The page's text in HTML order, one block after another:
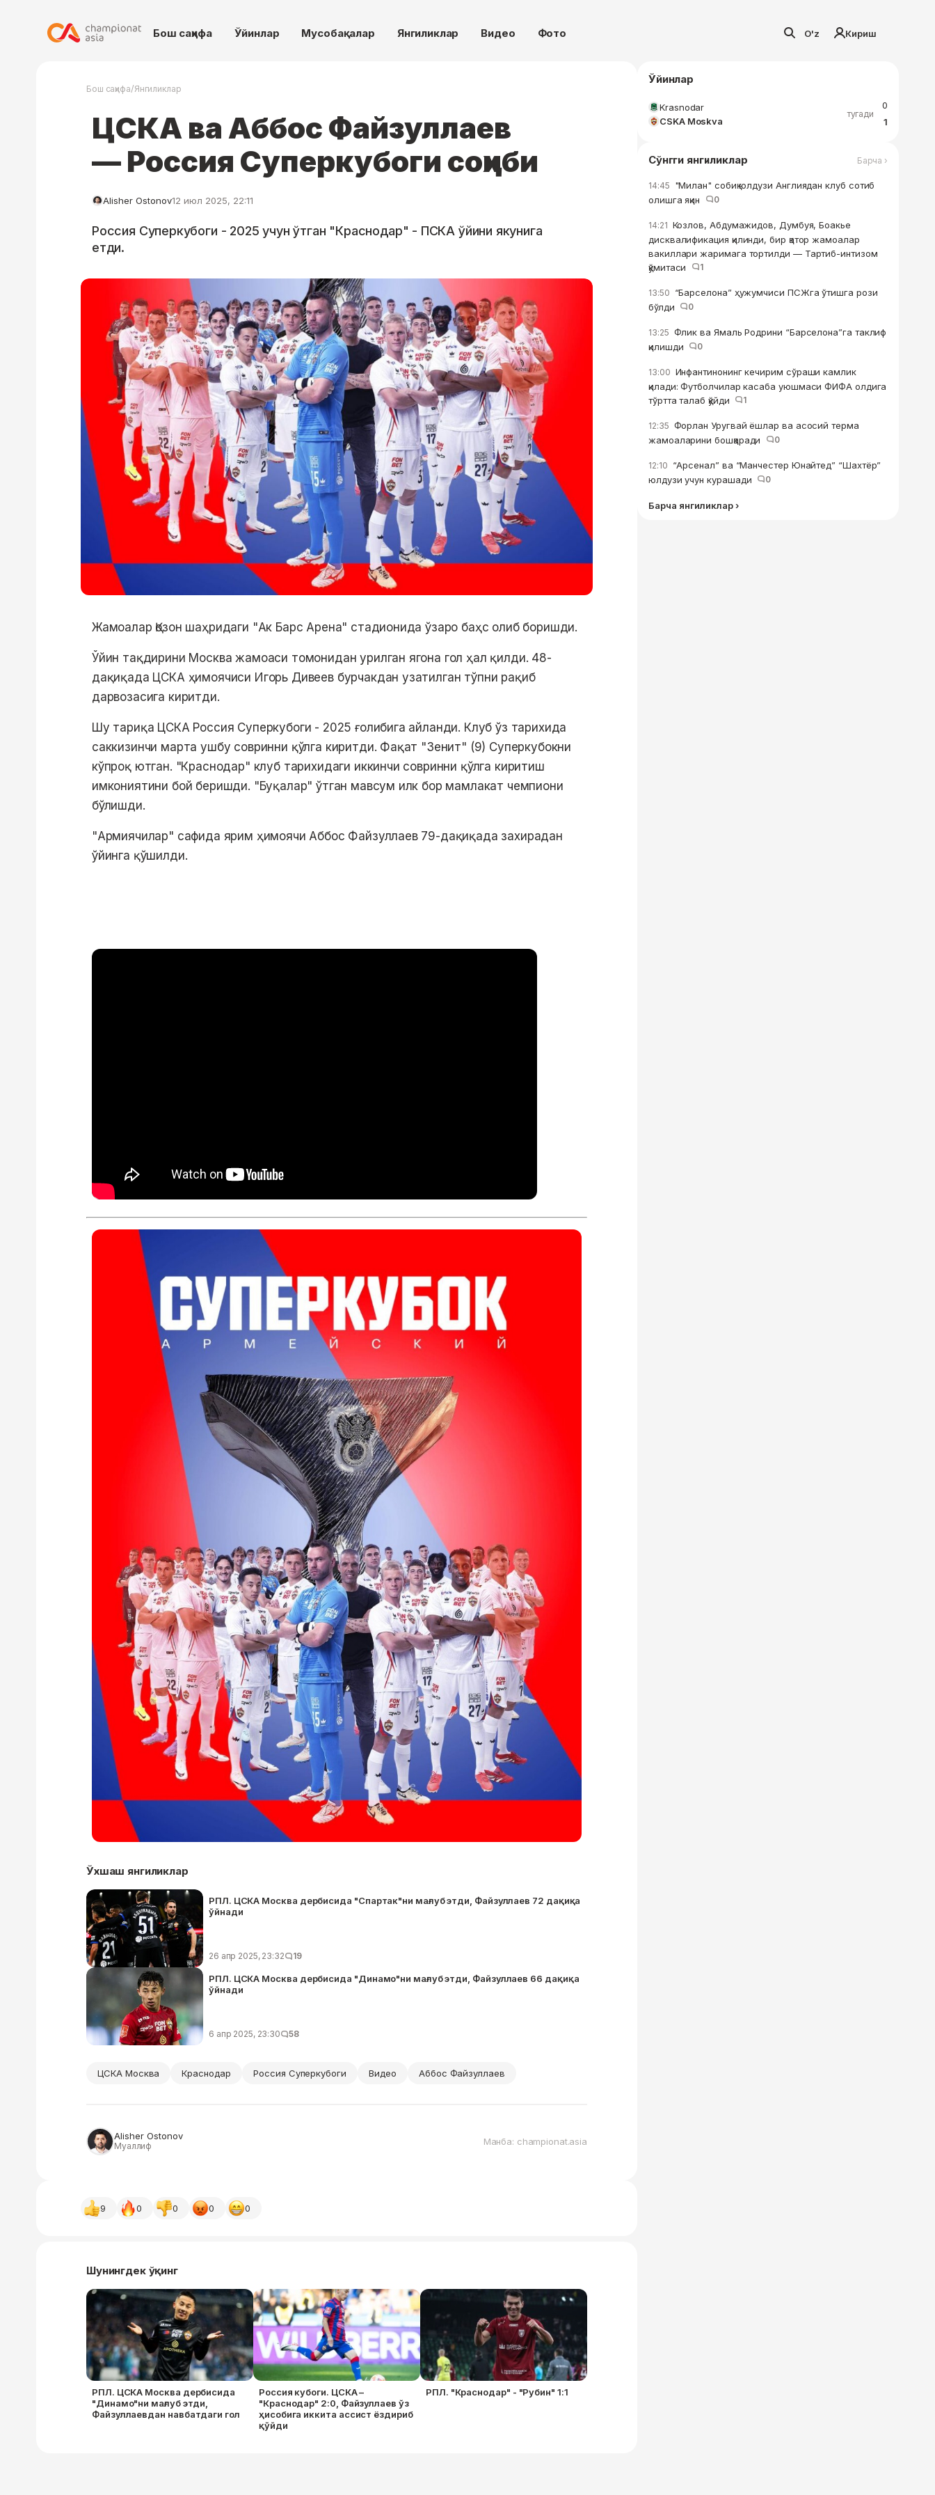
Бош саҳифа Ўйинлар Мусобақалар Янгиликлар Видео Фото O'z Кириш
Бош саҳифа/Янгиликлар
ЦСКА ва Аббос Файзуллаев
— Россия Суперкубоги соҳиби
Alisher Ostonov12 июл 2025, 22:11
Россия Суперкубоги - 2025 учун ўтган "Краснодар" - ПСКА ўйини якунига
етди.
Жамоалар Қозон шаҳридаги "Ак Барс Арена" стадионида ўзаро баҳс олиб боришди.
Ўйин тақдирини Москва жамоаси томонидан урилган ягона гол ҳал қилди. 48-
дақиқада ЦСКА ҳимоячиси Игорь Дивеев бурчакдан узатилган тўпни рақиб
дарвозасига киритди.
Шу тариқа ЦСКА Россия Суперкубоги - 2025 ғолибига айланди. Клуб ўз тарихида
саккизинчи марта ушбу совринни қўлга киритди. Фақат "Зенит" (9) Суперкубокни
кўпроқ ютган. "Краснодар" клуб тарихидаги иккинчи совринни қўлга киритиш
имкониятини бой беришди. "Буқалар" ўтган мавсум илк бор мамлакат чемпиони
бўлишди.
"Армиячилар" сафида ярим ҳимоячи Аббос Файзуллаев 79-дақиқада захирадан
ўйинга қўшилди.
Ўхшаш янгиликлар
РПЛ. ЦСКА Москва дербисида "Спартак"ни мағлуб этди, Файзуллаев 72 дақиқа
ўйнади
26 апр 2025, 23:32 19
РПЛ. ЦСКА Москва дербисида "Динамо"ни мағлуб этди, Файзуллаев 66 дақиқа
ўйнади
6 апр 2025, 23:30 58
ЦСКА Москва Краснодар Россия Суперкубоги Видео Аббос Файзуллаев
Alisher Ostonov
Муаллиф Манба: championat.asia
9 0 0 0 0
Шунингдек ўқинг
РПЛ. ЦСКА Москва дербисида
"Динамо"ни мағлуб этди,
Файзуллаевдан навбатдаги гол
Россия кубоги. ЦСКА –
"Краснодар" 2:0, Файзуллаев ўз
ҳисобига иккита ассист ёздириб
қўйди
РПЛ. "Краснодар" - "Рубин" 1:1
Ўйинлар
Krasnodar
CSKA Moskva
тугади
0
1
Сўнгги янгиликлар Барча ›
14:45 "Милан" собиқ юлдузи Англиядан клуб сотиб
олишга яқин
0
14:21 Козлов, Абдумажидов, Думбуя, Боакье
дисквалификация қилинди, бир қатор жамоалар
вакиллари жаримага тортилди — Тартиб-интизом
қўмитаси
1
13:50 “Барселона” ҳужумчиси ПСЖга ўтишга рози
бўлди
0
13:25 Флик ва Ямаль Родрини “Барселона”га таклиф
қилишди
0
13:00 Инфантинонинг кечирим сўраши камлик
қилади: Футболчилар касаба уюшмаси ФИФА олдига
тўртта талаб қўйди
1
12:35 Форлан Уругвай ёшлар ва асосий терма
жамоаларини бошқаради
0
12:10 “Арсенал” ва “Манчестер Юнайтед” “Шахтёр”
юлдузи учун курашади
0
Барча янгиликлар ›